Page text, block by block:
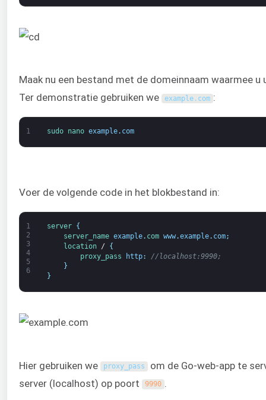
Maak nu een bestand met de domeinnaam waarmee
Ter demonstratie gebruiken we
example. com :
1 sudo nano example. com
Voer de volgende code in het blokbestand in:
1
2
3
4
5
6
server
{
server_name example. com www.example. com;
location
/
{
proxy_pass
http:
//localhost:9990;
}
}
Hier gebruiken we proxy_pass om de Go-web-app te
server (localhost) op poort
9990 .